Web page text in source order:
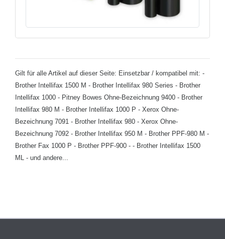
Gilt für alle Artikel auf dieser Seite: Einsetzbar / kompatibel mit: -
Brother Intellifax 1500 M - Brother Intellifax 980 Series - Brother
Intellifax 1000 - Pitney Bowes Ohne-Bezeichnung 9400 - Brother
Intellifax 980 M - Brother Intellifax 1000 P - Xerox Ohne-
Bezeichnung 7091 - Brother Intellifax 980 - Xerox Ohne-
Bezeichnung 7092 - Brother Intellifax 950 M - Brother PPF-980 M -
Brother Fax 1000 P - Brother PPF-900 - - Brother Intellifax 1500
ML - und andere...